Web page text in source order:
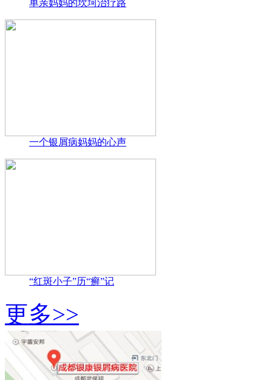
单亲妈妈的坎坷治疗路
一个银屑病妈妈的心声
“红斑小子”历“癣”记
更多>>